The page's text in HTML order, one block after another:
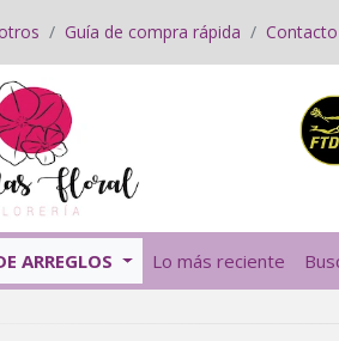
Guía de compra rápida Contacto
ARREGLOS Lo más reciente